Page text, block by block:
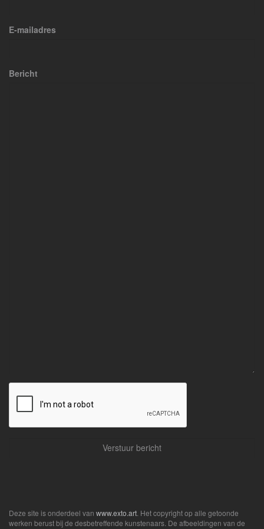
E-mailadres
Bericht
Deze site is onderdeel van www.exto.art . Het copyright op alle getoonde
werken berust bij de desbetreffende kunstenaars. De afbeeldingen van de